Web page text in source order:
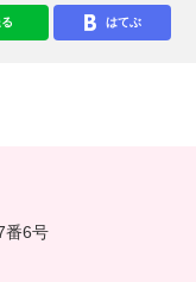
はてぶ
番6号